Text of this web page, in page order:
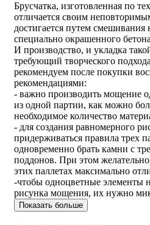
Брусчатка, изготовленная по
отличается своим
достигается путем смешивания
специально окрашенного
И производство, и укладка
требующий творческого
рекомендуем после покупки
рекомендациями:
- важно производить мощение
из одной партии, как можно
необходимое количество
- для создания равномерного
придерживаться правила трех
одновременно брать камни с
поддонов. При этом
этих паллетах максимально
-чтобы одноцветные элементы
рисунка мощения, их нужно
Показать больше